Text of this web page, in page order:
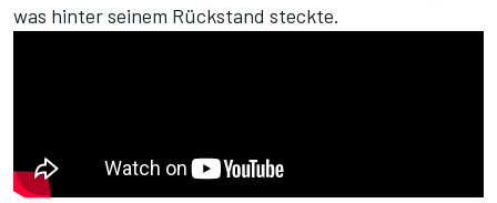
was hinter seinem Rückstand steckte.